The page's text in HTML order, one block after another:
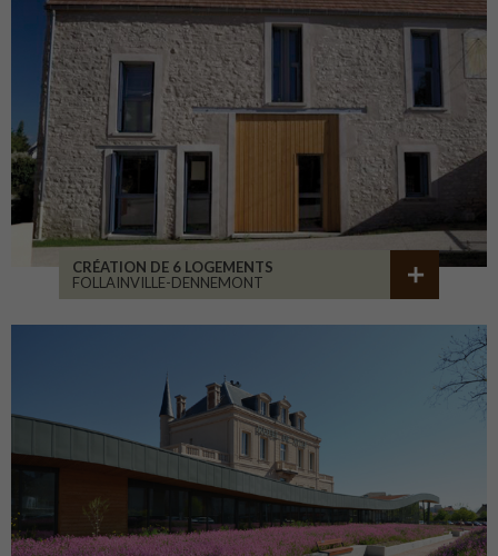
CRÉATION DE 6 LOGEMENTS
FOLLAINVILLE-DENNEMONT